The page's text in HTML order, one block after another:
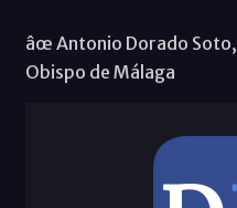
âœ Antonio Dorado Soto,
Obispo de Málaga